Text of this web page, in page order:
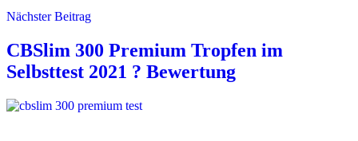
Nächster Beitrag
CBSlim 300 Premium Tropfen im
Selbsttest 2021 ? Bewertung